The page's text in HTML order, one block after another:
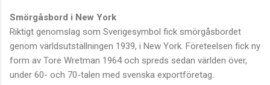
Smörgåsbord i New York
Riktigt genomslag som Sverigesymbol fick smörgåsbordet
genom världsutställningen 1939, i New York. Företeelsen fick ny
form av Tore Wretman 1964 och spreds sedan världen över,
under 60- och 70-talen med svenska exportföretag.